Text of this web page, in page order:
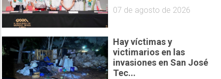
07 de agosto de 2026
Hay víctimas y
victimarios en las
invasiones en San José
Tec...